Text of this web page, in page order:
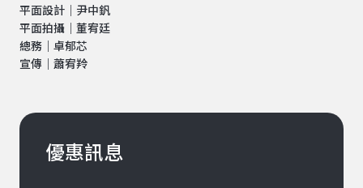
平面設計｜尹中釩
平面拍攝｜董宥廷
總務｜卓郁芯
宣傳｜蕭宥羚
優惠訊息